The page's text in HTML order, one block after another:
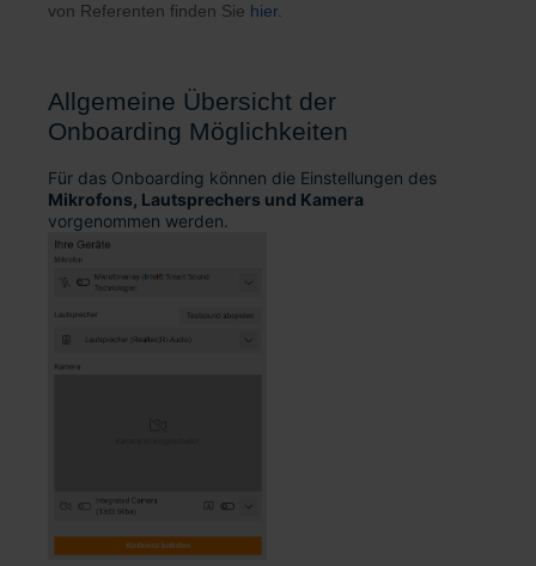
von Referenten finden Sie hier
Allgemeine Übersicht der
Onboarding Möglichkeiten
Für das Onboarding können die Einstellungen des
Mikrofons, Lautsprechers und Kamera
vorgenommen werden.